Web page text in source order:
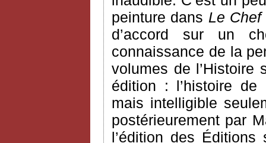
peinture dans Le
d’accord sur un
connaissance de la
volumes de l’Histoire
édition : l’histoire
mais intelligible
postérieurement par
l’édition des